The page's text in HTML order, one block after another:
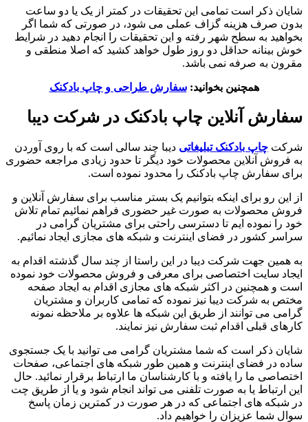
شایان ذکر است تمامی این تحقیقات در کمتر از یک یا دو ساعت
بدون صرف هزینه گزاف عملی می شود، در صورتی که شما اگر
بخواهید به سطح شهر رفته و این تحقیقات را انجام دهید در شرایط
خوش بینانه حداقل دو روز طول خواهد کشید که اصلا منطقی و
مقرون به صرفه نمی باشد.
همچنین بخوانید:سفارش طراحی و چاپ بادکنک
سفارش آنلاین چاپ بادکنک در شرکت دیبا
شرکت چاپ بادکنک تبلیغاتی دیبا چند سالی است که با روی آوردن
به فروش آنلاین محصولات خود دیگر تا حدود زیادی مراجعه حضوری
برای سفارش چاپ بادکنک را محدود نموده است.
از این رو برای اینکه بتوانیم یک بستر مناسب برای سفارش آنلاین و
فروش محصولات به صورت غیر حضوری فراهم نمائیم تمام تلاش
خود را نموده ایم تا دسترسی راحتی برای مشتریان گرامی در
سراسر کشور در فضای اینترنت و شبکه های مجازی ایجاد نمائیم.
به همین جهت شرکت دیبا در این راستا از چند سال گذشته اقدام به
ایجاد سایت اختصاصی برای معرفی و فروش محصولات خود نموده
است و همچنین در اکثر شبکه های مجازی اقدام به ایجاد صفحه
مختص به شرکت دیبا نیز نموده که تمامی کاربران و مشتریان
گرامی می توانند از طریق این شبکه ها علاوه بر ملاحظه نمونه
کارهای قبلی اقدام ثبت سفارش نیز نمایند.
شایان ذکر است که شما مشتریان گرامی می توانید با یک جستجوی
ساده در فضای اینترنت و همین طور شبکه های اجتماعی، صفحات
اختصاصی ما را یافته و با کارشناسان ما ارتباط برقرار نمائید. حال
این ارتباط یا به صورت تلفنی می تواند انجام شود و یا از طریق چت
در شبکه های اجتماعی که در هر صورت در کمترین زمان پاسخ
سوال شما عزیزان را خواهیم داد.